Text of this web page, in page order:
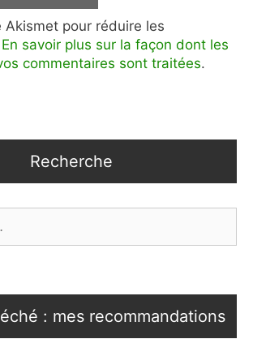
Akismet pour réduire les
En savoir plus sur la façon dont les
commentaires sont traitées.
Recherche
: mes recommandations